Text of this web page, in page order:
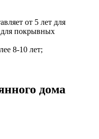
от 5 лет для
для покрывных
8-10 лет;
дома